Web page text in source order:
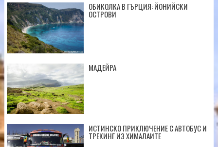
ОБИКОЛКА В ГЪРЦИЯ: ЙОНИЙСКИ
ОСТРОВИ
МАДЕЙРА
ИСТИНСКО ПРИКЛЮЧЕНИЕ С АВТОБУС И
ТРЕКИНГ ИЗ ХИМАЛАИТЕ